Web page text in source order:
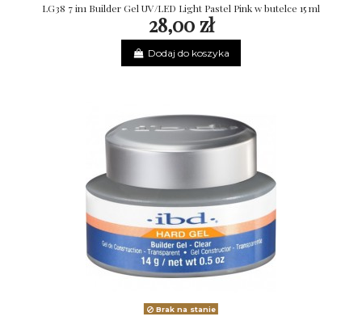
LG38 7 in1 Builder Gel UV/LED Light Pastel Pink w butelce 15 ml
28,00 zł
Dodaj do koszyka
Brak na stanie